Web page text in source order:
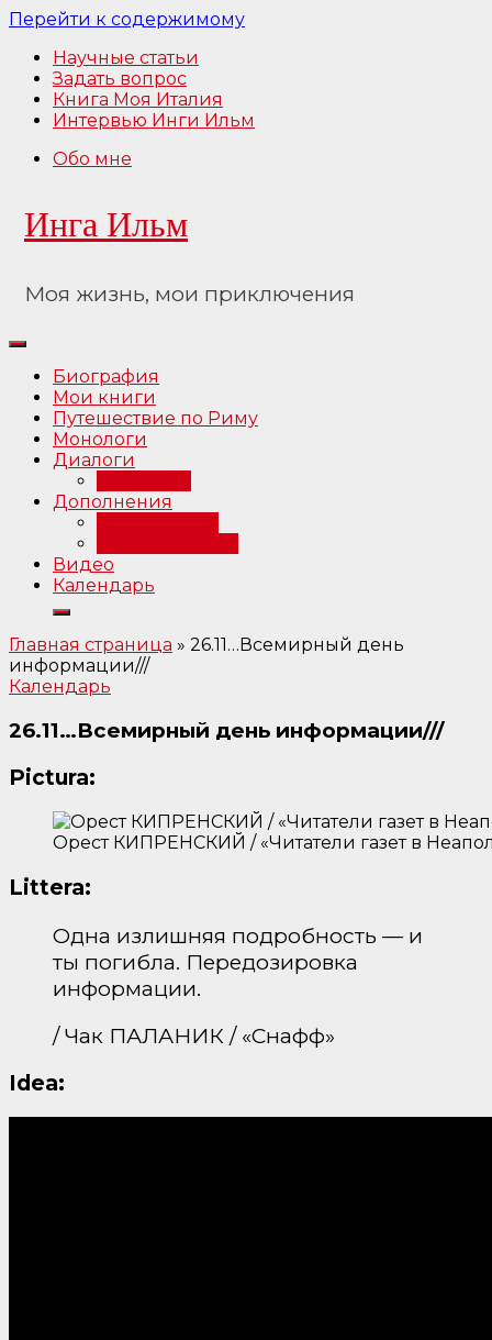
Перейти к содержимому
Научные статьи
Задать вопрос
Книга Моя Италия
Интервью Инги Ильм
Обо мне
Инга Ильм
Моя жизнь, мои приключения
Биография
Мои книги
Путешествие по Риму
Монологи
Диалоги
Дополнения
Видео
Календарь
Главная страница » 26.11…Всемирный день
информации///
Календарь
26.11…Всемирный день информации///
Pictura:
Орест КИПРЕНСКИЙ / «Читатели газет в
Littera:
Одна излишняя подробность — и
ты погибла. Передозировка
информации.
/ Чак ПАЛАНИК / «Снафф»
Idea: